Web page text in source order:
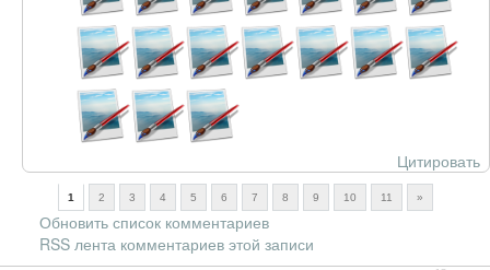
Цитировать
1 2 3 4 5 6 7 8 9 10 11 »
Обновить список комментариев
RSS лента комментариев этой записи